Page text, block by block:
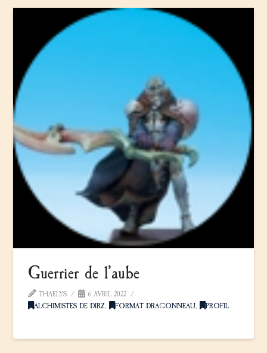
Guerrier de l’aube
THAELYS
6 AVRIL 2022
ALCHIMISTES DE DIRZ, FORMAT DRAGONNEAU, PROFIL